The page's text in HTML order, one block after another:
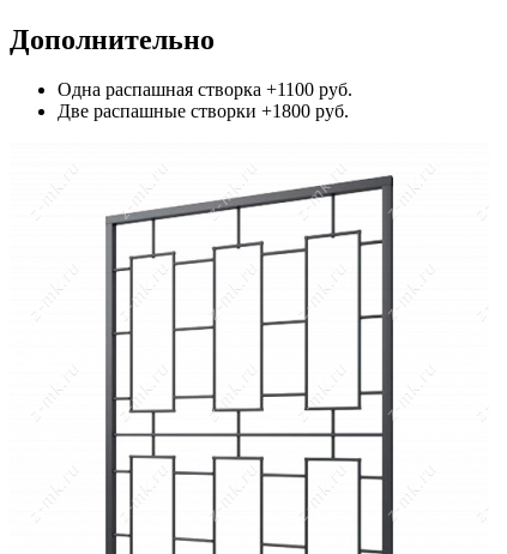
Дополнительно
Одна распашная створка +1100 руб.
Две распашные створки +1800 руб.